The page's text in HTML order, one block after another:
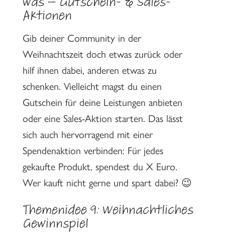
Aktionen
Gib deiner Community in der
Weihnachtszeit doch etwas zurück oder
hilf ihnen dabei, anderen etwas zu
schenken. Vielleicht magst du einen
Gutschein für deine Leistungen anbieten
oder eine Sales-Aktion starten. Das lässt
sich auch hervorragend mit einer
Spendenaktion verbinden: Für jedes
gekaufte Produkt, spendest du X Euro.
Wer kauft nicht gerne und spart dabei? 😉
Themenidee 9: Weihnachtliches
Gewinnspiel